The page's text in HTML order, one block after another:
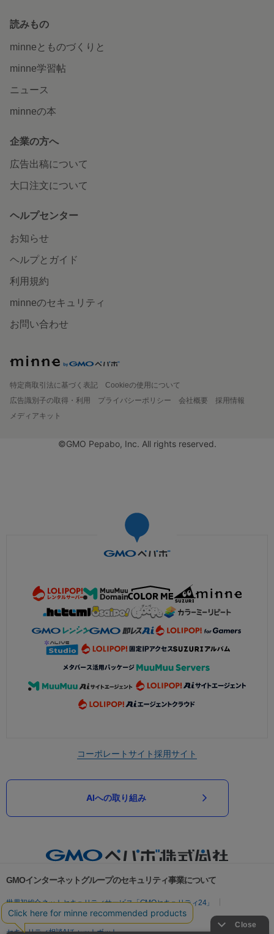
読みもの
minneとものづくりと
minne学習帖
ニュース
minneの本
企業の方へ
広告出稿について
大口注文について
ヘルプセンター
お知らせ
ヘルプとガイド
利用規約
minneのセキュリティ
お問い合わせ
特定商取引法に基づく表記
Cookieの使用について
広告識別子の取得・利用
プライバシーポリシー 会社概要
採用情報
メディアキット
©GMO Pepabo, Inc. All rights reserved.
コーポレートサイト採用サイト
AIへの取り組み
GMOインターネットグループのセキュリティ事業について
世界初総合ネットセキュリティサービス「GMOセキュリティ24」
パスワード漏洩診断
Webサイトリスク診断
セキュリティ相談AIチャットボット